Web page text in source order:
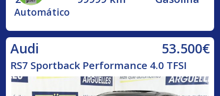
Automático
Audi 53.500€
RS7 Sportback Performance 4.0 TFSI